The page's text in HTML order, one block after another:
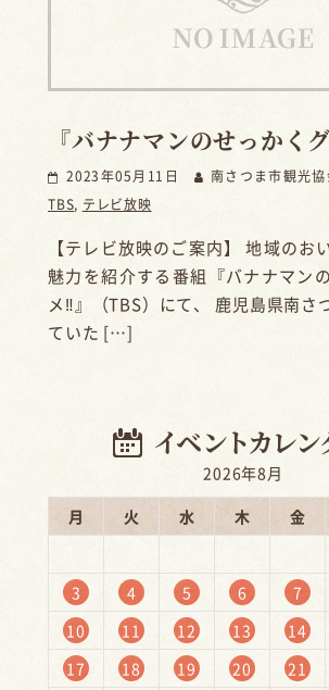
『バナナマンのせっかく
2023年05月11日 南さつま市観光協
TBS, テレビ放映
【テレビ放映のご案内】 地域のお
魅力を紹介する番組『バナナマン
メ‼』（TBS）にて、 鹿児島県南さ
ていた […]
2026年8月
月
火 水 木 金
3
4 5 6 7
10
11 12 13 14
17
18 19 20 21